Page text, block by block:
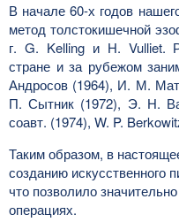
В начале 60-х годов
метод толстокишечной
г. G. Kelling и Н. Vulliet.
стране и за рубежом
Андросов (1964), И. М.
П. Сытник (1972), Э. Н.
соавт. (1974), W. P.
Таким образом, в
созданию искусственного
что позволило
операциях.